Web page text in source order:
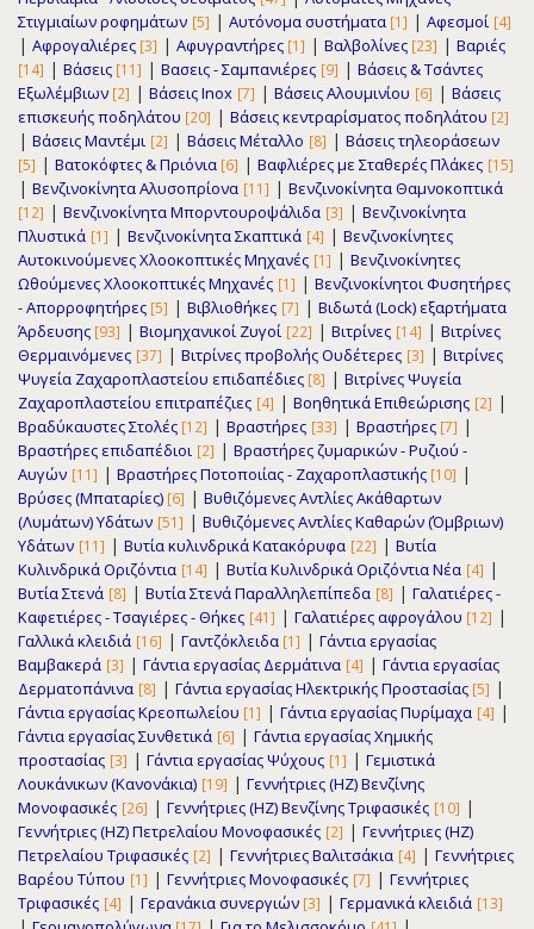
Στιγμιαίων ροφημάτων [5] | Αυτόνομα συστήματα [1] | Αφεσμοί [4]
| Αφρογαλιέρες [3] | Αφυγραντήρες [1] | Βαλβολίνες [23] | Βαριές
[14] | Βάσεις [11] | Βασεις - Σαμπανιέρες [9] | Βάσεις & Τσάντες
Εξωλέμβιων [2] | Βάσεις Inox [7] | Βάσεις Αλουμινίου [6] | Βάσεις
επισκευής ποδηλάτου [20] | Βάσεις κεντραρίσματος ποδηλάτου [2]
| Βάσεις Μαντέμι [2] | Βάσεις Μέταλλο [8] | Βάσεις τηλεοράσεων
[5] | Βατοκόφτες & Πριόνια [6] | Βαφλιέρες με Σταθερές Πλάκες [15]
| Βενζινοκίνητα Αλυσοπρίονα [11] | Βενζινοκίνητα Θαμνοκοπτικά
[12] | Βενζινοκίνητα Μπορντουροψάλιδα [3] | Βενζινοκίνητα
Πλυστικά [1] | Βενζινοκίνητα Σκαπτικά [4] | Βενζινοκίνητες
Αυτοκινούμενες Χλοοκοπτικές Μηχανές [1] | Βενζινοκίνητες
Ωθούμενες Χλοοκοπτικές Μηχανές [1] | Βενζινοκίνητοι Φυσητήρες
- Απορροφητήρες [5] | Βιβλιοθήκες [7] | Βιδωτά (Lock) εξαρτήματα
Άρδευσης [93] | Βιομηχανικοί Ζυγοί [22] | Βιτρίνες [14] | Βιτρίνες
Θερμαινόμενες [37] | Βιτρίνες προβολής Ουδέτερες [3] | Βιτρίνες
Ψυγεία Ζαχαρoπλαστείου επιδαπέδιες [8] | Βιτρίνες Ψυγεία
Ζαχαρoπλαστείου επιτραπέζιες [4] | Βοηθητικά Επιθεώρισης [2] |
Βραδύκαυστες Στολές [12] | Βραστήρες [33] | Βραστήρες [7] |
Βραστήρες επιδαπέδιοι [2] | Βραστήρες ζυμαρικών - Ρυζιού -
Αυγών [11] | Βραστήρες Ποτοποιίας - Ζαχαροπλαστικής [10] |
Βρύσες (Μπαταρίες) [6] | Βυθιζόμενες Αντλίες Ακάθαρτων
(Λυμάτων) Υδάτων [51] | Βυθιζόμενες Αντλίες Καθαρών (Όμβριων)
Υδάτων [11] | Βυτία κυλινδρικά Κατακόρυφα [22] | Βυτία
Κυλινδρικά Οριζόντια [14] | Βυτία Κυλινδρικά Οριζόντια Νέα [4] |
Βυτία Στενά [8] | Βυτία Στενά Παραλληλεπίπεδα [8] | Γαλατιέρες -
Καφετιέρες - Τσαγιέρες - Θήκες [41] | Γαλατιέρες αφρογάλου [12] |
Γαλλικά κλειδιά [16] | Γαντζόκλειδα [1] | Γάντια εργασίας
Βαμβακερά [3] | Γάντια εργασίας Δερμάτινα [4] | Γάντια εργασίας
Δερματοπάνινα [8] | Γάντια εργασίας Ηλεκτρικής Προστασίας [5] |
Γάντια εργασίας Κρεοπωλείου [1] | Γάντια εργασίας Πυρίμαχα [4] |
Γάντια εργασίας Συνθετικά [6] | Γάντια εργασίας Χημικής
προστασίας [3] | Γάντια εργασίας Ψύχους [1] | Γεμιστικά
Λουκάνικων (Κανονάκια) [19] | Γεννήτριες (ΗΖ) Βενζίνης
Μονοφασικές [26] | Γεννήτριες (ΗΖ) Βενζίνης Τριφασικές [10] |
Γεννήτριες (ΗΖ) Πετρελαίου Μονοφασικές [2] | Γεννήτριες (ΗΖ)
Πετρελαίου Τριφασικές [2] | Γεννήτριες Βαλιτσάκια [4] | Γεννήτριες
Βαρέου Τύπου [1] | Γεννήτριες Μονοφασικές [7] | Γεννήτριες
Τριφασικές [4] | Γερανάκια συνεργιών [3] | Γερμανικά κλειδιά [13]